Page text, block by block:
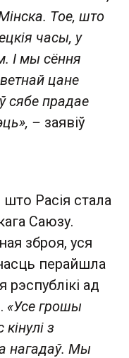
Тое, што
часы, у
І мы сёння
цане
сябе прадае
– заявіў
што Расія стала
Саюзу.
зброя, уся
перайшла
рэспублікі ад
«Усе грошы
з
нагадаў. Мы